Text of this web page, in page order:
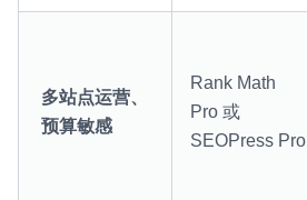
多站点运营、
预算敏感
Rank Math
Pro 或
SEOPress Pro